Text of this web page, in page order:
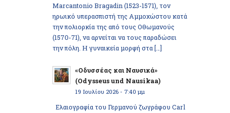
Marcantonio Bragadin (1523-1571), τον
ηρωικό υπερασπιστή της Αμμοχώστου κατά
την πολιορκία της από τους Οθωμανούς
(1570-71), να αρνείται να τους παραδώσει
την πόλη. Η γυναικεία μορφή στα […]
«Οδυσσέας και Ναυσικά»
(Odysseus und Nausikaa)
19 Ιουλίου 2026 - 7:40 μμ
Ελαιογραφία του Γερμανού ζωγράφου Carl